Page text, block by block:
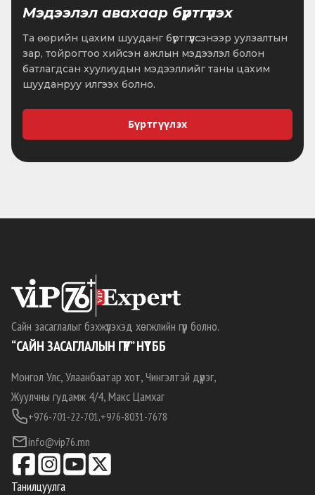
Мэдээлэл авахаар бүртгүүлэх
Та өөрийн цахим шууданг бүртгүүлсэнээр уулзалтын
зар, тойрогтоо хийсэн ажлын мэдээлэл болон
батлагдсан хуулиудын мэдээллийг таны цахим
шууданруу илгээх болно.
Бүртгүүлэх
Сайн засаглалыг бэхжүүлэхэд хөгжлийн гүүр болно.
“САЙН ЗАСАГЛАЛЫН ГҮҮР” НҮТББ
Монгол Улс, Улаанбаатар хот, Чингэлтэй дүүрэг,
Жуулчны гудамж 4/4, Макс Цамхаг
+976-701-22-701,+976-8031-7678
info@vip76.mn
Танилцуулга